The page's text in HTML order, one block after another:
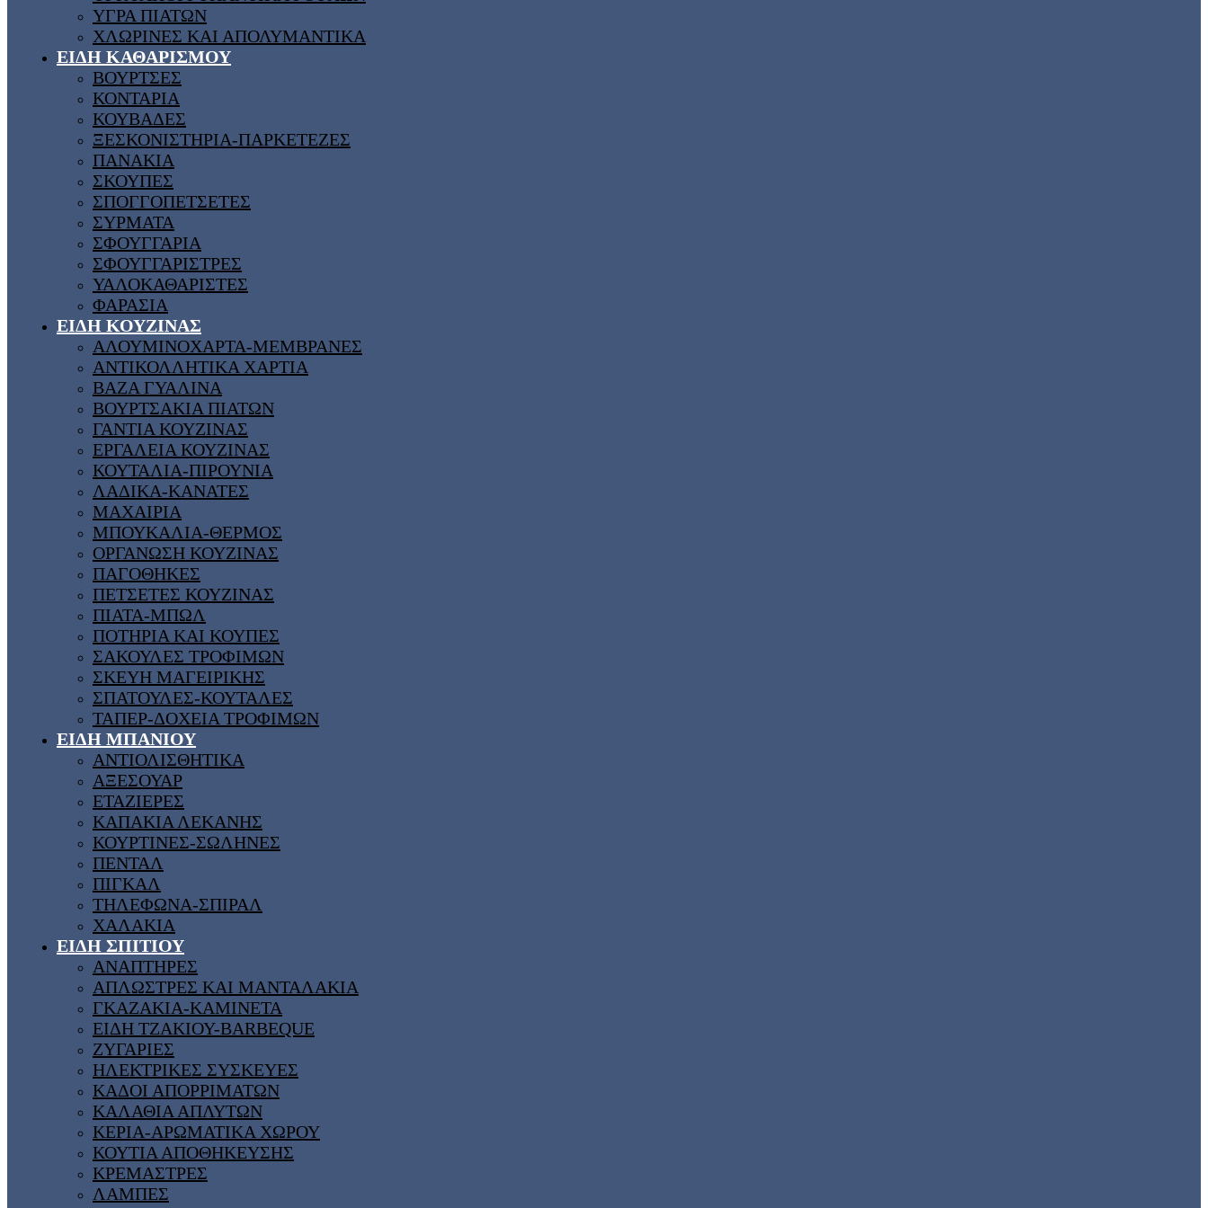
ΥΓΡΑ ΠΙΑΤΩΝ
ΧΛΩΡΙΝΕΣ ΚΑΙ ΑΠΟΛΥΜΑΝΤΙΚΑ
ΕΙΔΗ ΚΑΘΑΡΙΣΜΟΥ
ΒΟΥΡΤΣΕΣ
ΚΟΝΤΑΡΙΑ
ΚΟΥΒΑΔΕΣ
ΞΕΣΚΟΝΙΣΤΗΡΙΑ-ΠΑΡΚΕΤΕΖΕΣ
ΠΑΝΑΚΙΑ
ΣΚΟΥΠΕΣ
ΣΠΟΓΓΟΠΕΤΣΕΤΕΣ
ΣΥΡΜΑΤΑ
ΣΦΟΥΓΓΑΡΙΑ
ΣΦΟΥΓΓΑΡΙΣΤΡΕΣ
ΥΑΛΟΚΑΘΑΡΙΣΤΕΣ
ΦΑΡΑΣΙΑ
ΕΙΔΗ ΚΟΥΖΙΝΑΣ
ΑΛΟΥΜΙΝΟΧΑΡΤΑ-ΜΕΜΒΡΑΝΕΣ
ΑΝΤΙΚΟΛΛΗΤΙΚΑ ΧΑΡΤΙΑ
ΒΑΖΑ ΓΥΑΛΙΝΑ
ΒΟΥΡΤΣΑΚΙΑ ΠΙΑΤΩΝ
ΓΑΝΤΙΑ ΚΟΥΖΙΝΑΣ
ΕΡΓΑΛΕΙΑ ΚΟΥΖΙΝΑΣ
ΚΟΥΤΑΛΙΑ-ΠΙΡΟΥΝΙΑ
ΛΑΔΙΚΑ-ΚΑΝΑΤΕΣ
ΜΑΧΑΙΡΙΑ
ΜΠΟΥΚΑΛΙΑ-ΘΕΡΜΟΣ
ΟΡΓΑΝΩΣΗ ΚΟΥΖΙΝΑΣ
ΠΑΓΟΘΗΚΕΣ
ΠΕΤΣΕΤΕΣ ΚΟΥΖΙΝΑΣ
ΠΙΑΤΑ-ΜΠΩΛ
ΠΟΤΗΡΙΑ ΚΑΙ ΚΟΥΠΕΣ
ΣΑΚΟΥΛΕΣ ΤΡΟΦΙΜΩΝ
ΣΚΕΥΗ ΜΑΓΕΙΡΙΚΗΣ
ΣΠΑΤΟΥΛΕΣ-ΚΟΥΤΑΛΕΣ
ΤΑΠΕΡ-ΔΟΧΕΙΑ ΤΡΟΦΙΜΩΝ
ΕΙΔΗ ΜΠΑΝΙΟΥ
ΑΝΤΙΟΛΙΣΘΗΤΙΚΑ
ΑΞΕΣΟΥΑΡ
ΕΤΑΖΙΕΡΕΣ
ΚΑΠΑΚΙΑ ΛΕΚΑΝΗΣ
ΚΟΥΡΤΙΝΕΣ-ΣΩΛΗΝΕΣ
ΠΕΝΤΑΛ
ΠΙΓΚΑΛ
ΤΗΛΕΦΩΝΑ-ΣΠΙΡΑΛ
ΧΑΛΑΚΙΑ
ΕΙΔΗ ΣΠΙΤΙΟΥ
ΑΝΑΠΤΗΡΕΣ
ΑΠΛΩΣΤΡΕΣ ΚΑΙ ΜΑΝΤΑΛΑΚΙΑ
ΓΚΑΖΑΚΙΑ-ΚΑΜΙΝΕΤΑ
ΕΙΔΗ ΤΖΑΚΙΟΥ-BARBEQUE
ΖΥΓΑΡΙΕΣ
ΗΛΕΚΤΡΙΚΕΣ ΣΥΣΚΕΥΕΣ
ΚΑΔΟΙ ΑΠΟΡΡΙΜΑΤΩΝ
ΚΑΛΑΘΙΑ ΑΠΛΥΤΩΝ
ΚΕΡΙΑ-ΑΡΩΜΑΤΙΚΑ ΧΩΡΟΥ
ΚΟΥΤΙΑ ΑΠΟΘΗΚΕΥΣΗΣ
ΚΡΕΜΑΣΤΡΕΣ
ΛΑΜΠΕΣ